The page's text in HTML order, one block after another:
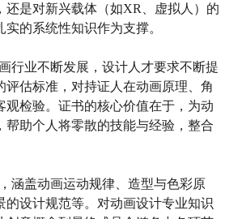
还是对新兴载体（如XR、虚拟人）的
实的系统性知识作为支撑。
行业不断发展，设计人才要求不断提
评估标准，对持证人在动画原理、角
检验。证书的核心价值在于，为动
助个人将零散的技能与经验，整合
涵盖动画运动规律、造型与色彩原
设计规范等。 对动画设计专业知识